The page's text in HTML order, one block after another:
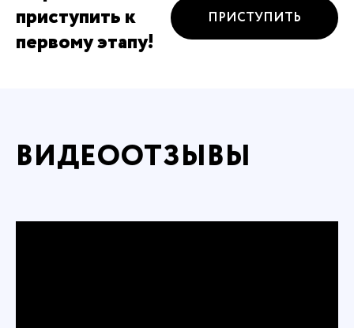
приступить к
первому этапу!
ПРИСТУПИТЬ
ВИДЕООТЗЫВЫ